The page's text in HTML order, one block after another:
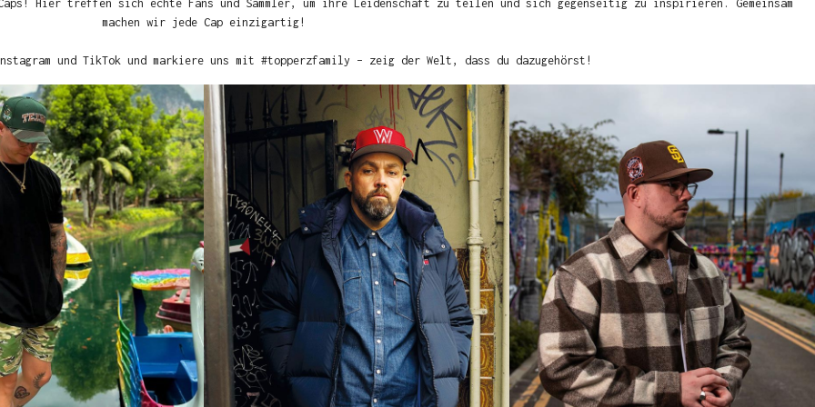
Hier treffen sich echte Fans und Sammler, um ihre Leidenschaft zu teilen und sich gegenseitig zu inspirieren. Gemeinsam
machen wir jede Cap einzigartig!
und TikTok und markiere uns mit #topperzfamily – zeig der Welt, dass du dazugehörst!